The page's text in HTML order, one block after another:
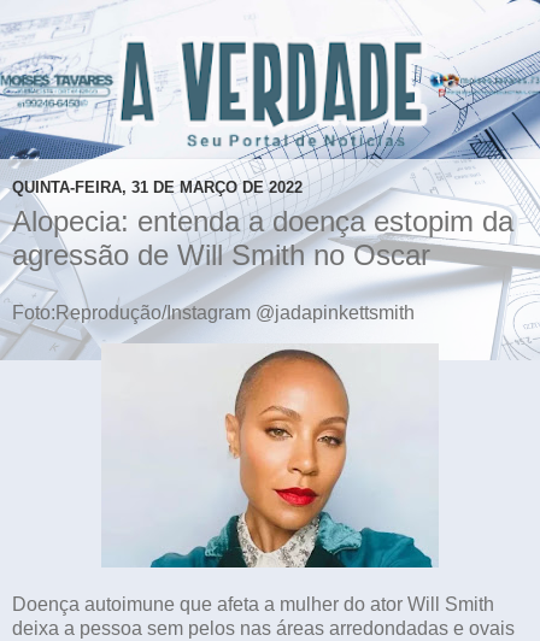
QUINTA-FEIRA, 31 DE MARÇO DE 2022
Alopecia: entenda a doença estopim da
agressão de Will Smith no Oscar
Foto:Reprodução/Instagram @jadapinkettsmith
Doença autoimune que afeta a mulher do ator Will Smith
deixa a pessoa sem pelos nas áreas arredondadas e ovais